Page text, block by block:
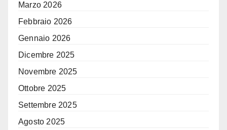
Marzo 2026
Febbraio 2026
Gennaio 2026
Dicembre 2025
Novembre 2025
Ottobre 2025
Settembre 2025
Agosto 2025